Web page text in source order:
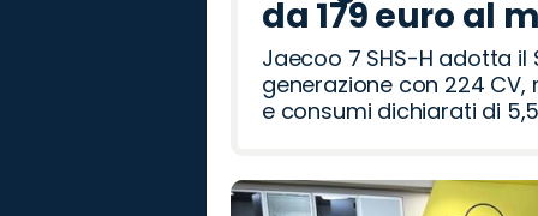
da 179 euro al
Jaecoo 7 SHS-H adotta il
generazione con 224 CV,
e consumi dichiarati di